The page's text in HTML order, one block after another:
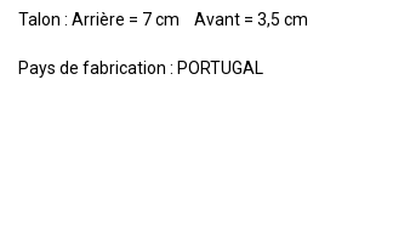
Talon : Arrière = 7 cm Avant = 3,5 cm
Pays de fabrication : PORTUGAL